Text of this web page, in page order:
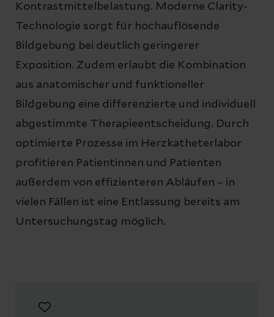
Kontrastmittelbelastung. Moderne Clarity-
Technologie sorgt für hochauflösende
Bildgebung bei deutlich geringerer
Exposition. Zudem erlaubt die Kombination
aus anatomischer und funktioneller
Bildgebung eine differenzierte und individuell
abgestimmte Therapieentscheidung. Durch
optimierte Prozesse im Herzkatheterlabor
profitieren Patientinnen und Patienten
außerdem von effizienteren Abläufen – in
vielen Fällen ist eine Entlassung bereits am
Untersuchungstag möglich.